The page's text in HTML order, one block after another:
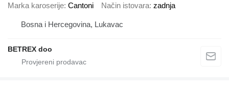
Marka karoserije Cantoni Način istovara zadnja
Bosna i Hercegovina, Lukavac
BETREX doo